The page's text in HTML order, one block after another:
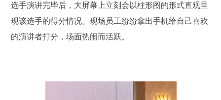
选手演讲完毕后，大屏幕上立刻会以柱形图的形式直观呈
现该选手的得分情况。现场员工纷纷拿出手机给自己喜欢
的演讲者打分，场面热闹而活跃。